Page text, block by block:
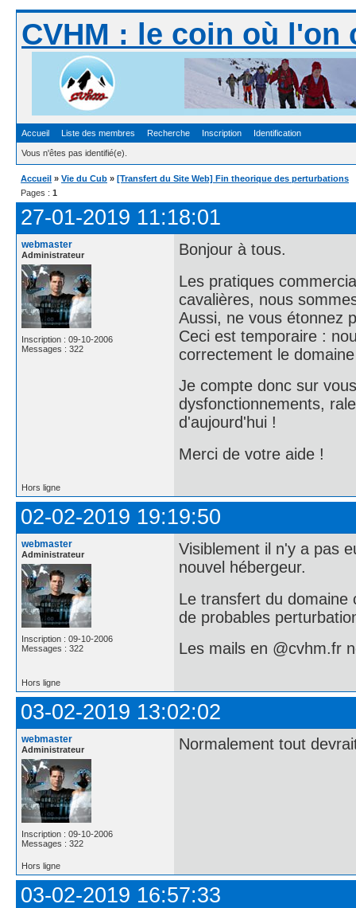
CVHM : le coin où l'on
Accueil Liste des membres Recherche Inscription Identification
Vous n'êtes pas identifié(e).
Accueil » Vie du Cub » [Transfert du Site Web] Fin theorique des perturbations
Pages : 1
27-01-2019 11:18:01
webmaster
Administrateur
Inscription : 09-10-2006
Messages : 322
Bonjour à tous.
Les pratiques
cavalières, nous
Aussi, ne vous étonnez
Ceci est temporaire :
correctement le
Je compte donc sur
dysfonctionnements,
d'aujourd'hui !
Merci de votre aide !
Hors ligne
02-02-2019 19:19:50
webmaster
Administrateur
Inscription : 09-10-2006
Messages : 322
Visiblement il n'y a pas
nouvel hébergeur.
Le transfert du domaine
de probables
Les mails en @cvhm.fr
Hors ligne
03-02-2019 13:02:02
webmaster
Administrateur
Inscription : 09-10-2006
Messages : 322
Normalement tout
Hors ligne
03-02-2019 16:57:33